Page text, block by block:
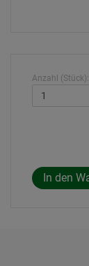
Anzahl (Stück):